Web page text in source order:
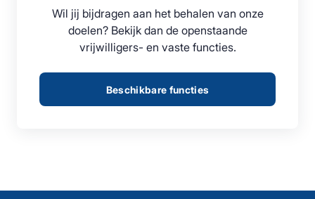
Wil jij bijdragen aan het behalen van onze
doelen? Bekijk dan de openstaande
vrijwilligers- en vaste functies.
Beschikbare functies